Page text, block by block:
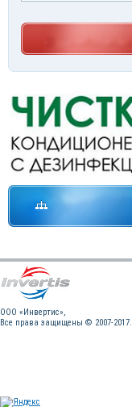
OOO «Инвертис»,
Все права защищены © 2007-2017.